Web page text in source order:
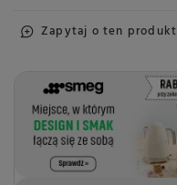
Zapytaj o ten produkt